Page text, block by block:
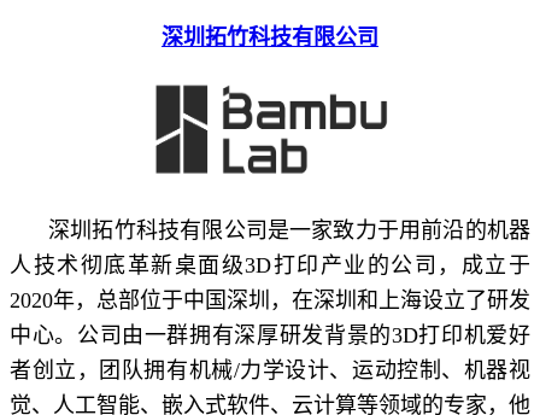
深圳拓竹科技有限公司
深圳拓竹科技有限公司是一家致力于用前沿的机器
人技术彻底革新桌面级3D打印产业的公司，成立于
2020年，总部位于中国深圳，在深圳和上海设立了研发
中心。公司由一群拥有深厚研发背景的3D打印机爱好
者创立，团队拥有机械/力学设计、运动控制、机器视
觉、人工智能、嵌入式软件、云计算等领域的专家，他